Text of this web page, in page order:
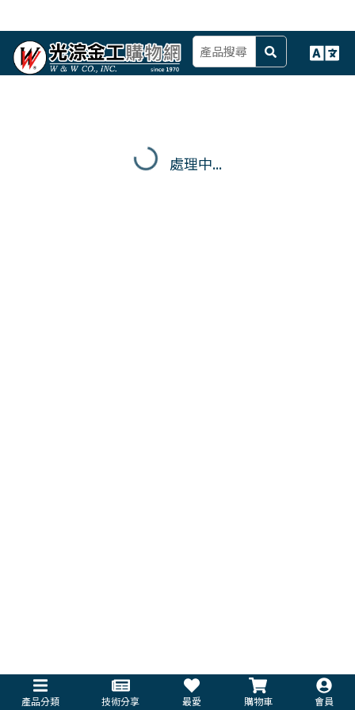
處理中...
產品分類 技術分享 最愛 購物車 會員